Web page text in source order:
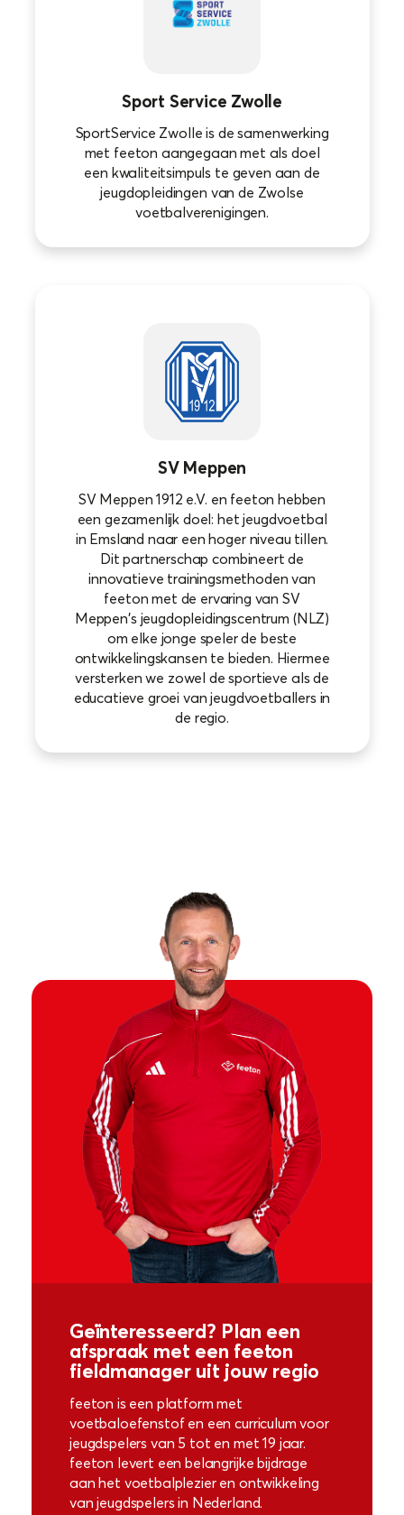
Sport Service Zwolle
SportService Zwolle is de samenwerking
met feeton aangegaan met als doel
een kwaliteitsimpuls te geven aan de
jeugdopleidingen van de Zwolse
voetbalverenigingen.
SV Meppen
SV Meppen 1912 e.V. en feeton hebben
een gezamenlijk doel: het jeugdvoetbal
in Emsland naar een hoger niveau tillen.
Dit partnerschap combineert de
innovatieve trainingsmethoden van
feeton met de ervaring van SV
Meppen's jeugdopleidingscentrum (NLZ)
om elke jonge speler de beste
ontwikkelingskansen te bieden. Hiermee
versterken we zowel de sportieve als de
educatieve groei van jeugdvoetballers in
de regio.
Geïnteresseerd? Plan een
afspraak met een feeton
fieldmanager uit jouw regio
feeton is een platform met
voetbaloefenstof en een curriculum voor
jeugdspelers van 5 tot en met 19 jaar.
feeton levert een belangrijke bijdrage
aan het voetbalplezier en ontwikkeling
van jeugdspelers in Nederland.